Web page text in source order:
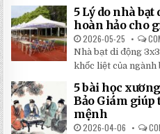
5 Lý do nhà
hoàn hảo cho
2026-05-25
Nhà bạt di động
khốc liệt của ngành
5 bài học
Bảo Giám giúp
mệnh
2026-04-06